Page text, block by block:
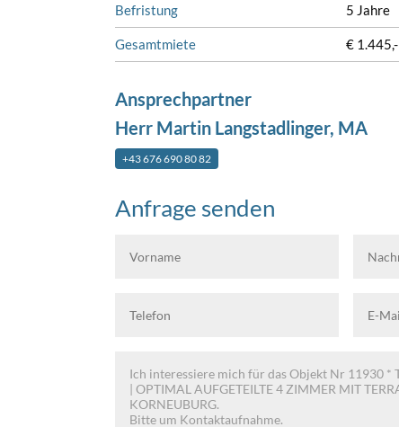
Befristung 5 Jahre
Gesamtmiete € 1.445,-
Ansprechpartner
Herr Martin Langstadlinger, MA
+43 676 690 80 82
Anfrage senden